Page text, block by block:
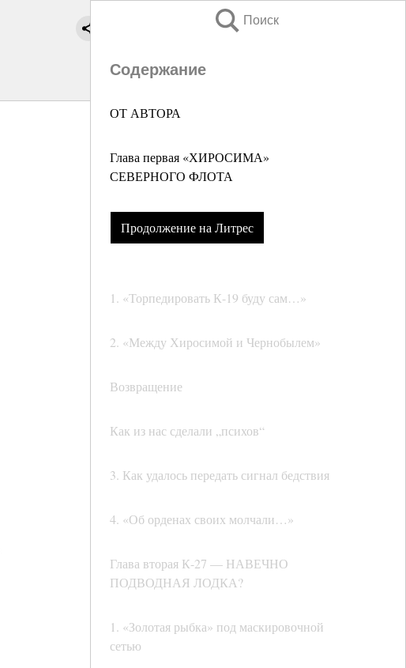
Поиск
Содержание
ОТ АВТОРА
Глава первая «ХИРОСИМА»
СЕВЕРНОГО ФЛОТА
Продолжение на Литрес
1. «Торпедировать К-19 буду сам…»
2. «Между Хиросимой и Чернобылем»
Возвращение
Как из нас сделали „психов“
3. Как удалось передать сигнал бедствия
4. «Об орденах своих молчали…»
Глава вторая К-27 — НАВЕЧНО
ПОДВОДНАЯ ЛОДКА?
1. «Золотая рыбка» под маскировочной
сетью